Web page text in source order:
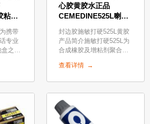
粘剂
携带
专业
之材
发，
心胶黄胶水正品
CEMEDINE525L喇叭
封边胶施敏打硬525L黄胶
产品简介施敏打硬525L为
合成橡胶及增粘剂聚合之
盆、弹波、垫圈研发改
查看详情